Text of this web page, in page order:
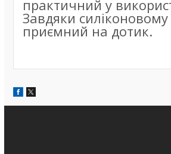
практичний у
Завдяки силіконовому
приємний на дотик.